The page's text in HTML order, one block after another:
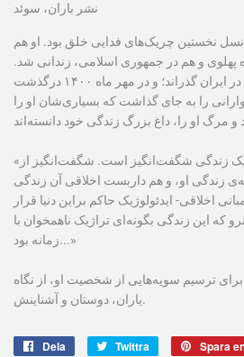
نشر باران، سوئد
نسل نخستین چریک‌های فدایی خلق بود. او هم
پهلوی و هم در جمهوری اسلامی، زندانی شد.
را به جای گذاشت که بسیاری‌شان او را
«مرگ شهین، نقطه‌ی پایان یک زندگی شگفت‌انگیز است. شگفت‌انگیز از
زندگی او، و هم داربست اخلاقی آن زندگی
اخلاقی- ایدئولوژیک حاکم براین دنیا قرار
که این زندگی بگونه‌ای تراژیک ناهمخوان با
زمانه بود...»
ترسیم سویه‌هایی از شخصیت او، از نگاه
یاران، دوستان و آشناینش.
Dela
Dela
Twittra
Twittra
Spara